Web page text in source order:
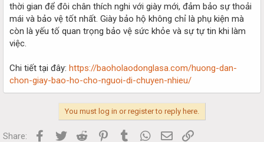
thời gian để đôi chân thích nghi với giày mới, đảm bảo sự thoải
mái và bảo vệ tốt nhất. Giày bảo hộ không chỉ là phụ kiện mà
còn là yếu tố quan trọng bảo vệ sức khỏe và sự tự tin khi làm
việc.
Chi tiết tại đây: https://baoholaodonglasa.com/huong-dan-
chon-giay-bao-ho-cho-nguoi-di-chuyen-nhieu/
You must log in or register to reply here.
Share: Facebook
Twitter Reddit PinterestTumblr WhatsApp
Email